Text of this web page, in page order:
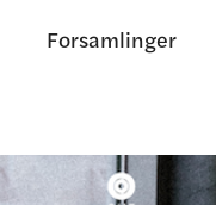
Forsamlinger